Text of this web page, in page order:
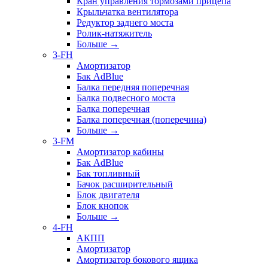
Крыльчатка вентилятора
Редуктор заднего моста
Ролик-натяжитель
Больше →
3-FH
Амортизатор
Бак AdBlue
Балка передняя поперечная
Балка подвесного моста
Балка поперечная
Балка поперечная (поперечина)
Больше →
3-FM
Амортизатор кабины
Бак AdBlue
Бак топливный
Бачок расширительный
Блок двигателя
Блок кнопок
Больше →
4-FH
АКПП
Амортизатор
Амортизатор бокового ящика